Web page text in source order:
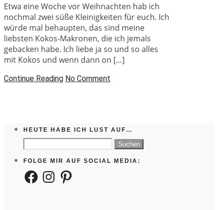
Etwa eine Woche vor Weihnachten hab ich
nochmal zwei süße Kleinigkeiten für euch. Ich
würde mal behaupten, das sind meine
liebsten Kokos-Makronen, die ich jemals
gebacken habe. Ich liebe ja so und so alles
mit Kokos und wenn dann on […]
Continue Reading No Comment
HEUTE HABE ICH LUST AUF…
Suchen
nach:
FOLGE MIR AUF SOCIAL MEDIA:
FacebookInstagramPinterest